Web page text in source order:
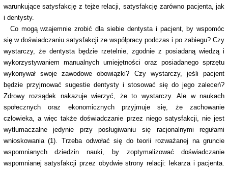
warunkujące satysfakcję z tejże relacji, satysfakcję zarówno pacjenta, jak
i dentysty.
Co mogą wzajemnie zrobić dla siebie dentysta i pacjent, by wspomóc
się w doświadczaniu satysfakcji ze współpracy podczas i po zabiegu? Czy
wystarczy, że dentysta będzie rzetelnie, zgodnie z posiadaną wiedzą i
wykorzystywaniem manualnych umiejętności oraz posiadanego sprzętu
wykonywał swoje zawodowe obowiązki? Czy wystarczy, jeśli pacjent
będzie przyjmować sugestie dentysty i stosować się do jego zaleceń?
Zdrowy rozsądek nakazuje wierzyć, że to wystarczy. Ale w naukach
społecznych oraz ekonomicznych przyjmuje się, że zachowanie
człowieka, a więc także doświadczanie przez niego satysfakcji, nie jest
wytłumaczalne jedynie przy posługiwaniu się racjonalnymi regułami
wnioskowania (1). Trzeba odwołać się do teorii rozważanej na gruncie
wspomnianych dziedzin nauki, by zoptymalizować doświadczanie
wspomnianej satysfakcji przez obydwie strony relacji: lekarza i pacjenta.